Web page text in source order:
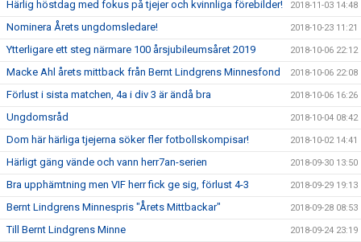
Härlig höstdag med fokus på tjejer och kvinnliga förebilder! 2018-11-03 14:48
Nominera Årets ungdomsledare! 2018-10-23 11:21
Ytterligare ett steg närmare 100 årsjubileumsåret 2019 2018-10-06 22:12
Macke Ahl årets mittback från Bernt Lindgrens Minnesfond 2018-10-06 22:08
Förlust i sista matchen, 4a i div 3 är ändå bra 2018-10-06 16:26
Ungdomsråd 2018-10-04 08:42
Dom här härliga tjejerna söker fler fotbollskompisar! 2018-10-02 14:41
Härligt gäng vände och vann herr7an-serien 2018-09-30 13:50
Bra upphämtning men VIF herr fick ge sig, förlust 4-3 2018-09-29 19:13
Bernt Lindgrens Minnespris "Årets Mittbackar" 2018-09-28 08:53
Till Bernt Lindgrens Minne 2018-09-24 23:19